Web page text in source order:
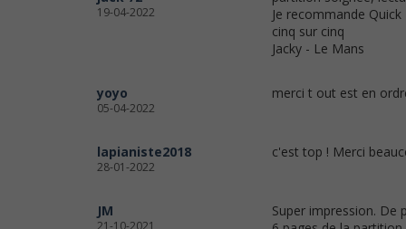
19-04-2022
Je recommande
cinq sur cinq
Jacky - Le Mans
yoyo
05-04-2022
merci t out est en
lapianiste2018
28-01-2022
c'est top ! Merci
JM
21-10-2021
Super impression. De